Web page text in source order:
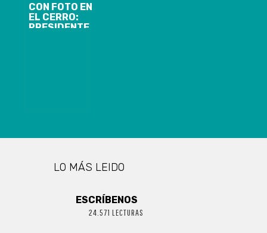
CON FOTO EN
EL CERRO:
PRESIDENTE
LO MÁS LEIDO
ESCRÍBENOS
24.571 LECTURAS